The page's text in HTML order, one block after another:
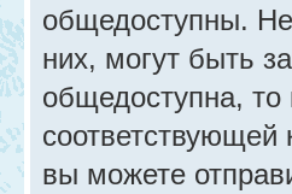
общедоступны.
них, могут быть
общедоступна,
соответствующей
вы можете